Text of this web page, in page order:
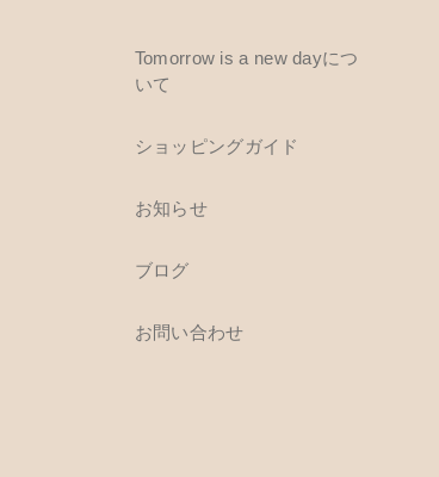
Tomorrow is a new dayにつ
いて
ショッピングガイド
お知らせ
ブログ
お問い合わせ